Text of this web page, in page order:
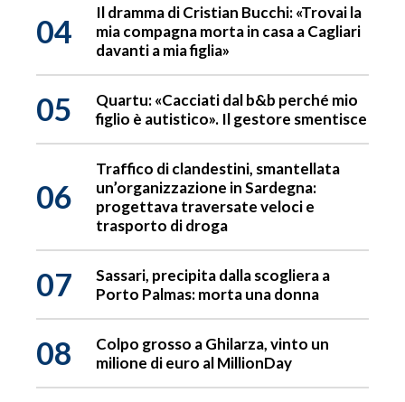
04
Il dramma di Cristian Bucchi: «Trovai la
mia compagna morta in casa a Cagliari
davanti a mia figlia»
05
Quartu: «Cacciati dal b&b perché mio
figlio è autistico». Il gestore smentisce
06
Traffico di clandestini, smantellata
un’organizzazione in Sardegna:
progettava traversate veloci e
trasporto di droga
07
Sassari, precipita dalla scogliera a
Porto Palmas: morta una donna
08
Colpo grosso a Ghilarza, vinto un
milione di euro al MillionDay